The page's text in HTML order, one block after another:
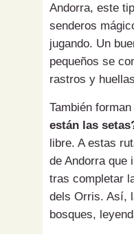
Andorra, este
senderos
jugando. Un
pequeños se
rastros y
También
están las
libre. A estas
de Andorra que
tras completar
dels Orris. Así,
bosques,